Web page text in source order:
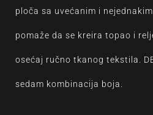
ploča sa uvećanim i
pomaže da se kreira topao i
osećaj ručno tkanog tekstila.
sedam kombinacija boja.